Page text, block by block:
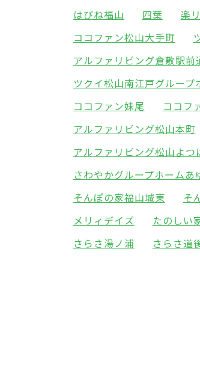
はぴね福山
四葉 楽
ココファン松山大手町
アルファリビング倉敷駅前
ツクイ松山南江戸グループ
ココファン妹尾
ココフ
アルファリビング松山本町
アルファリビング松山よ
さわやかグループホームあ
そんぽの家福山城東
そ
メリィデイズ
たのしい
さらさ湯ノ浦
さらさ道